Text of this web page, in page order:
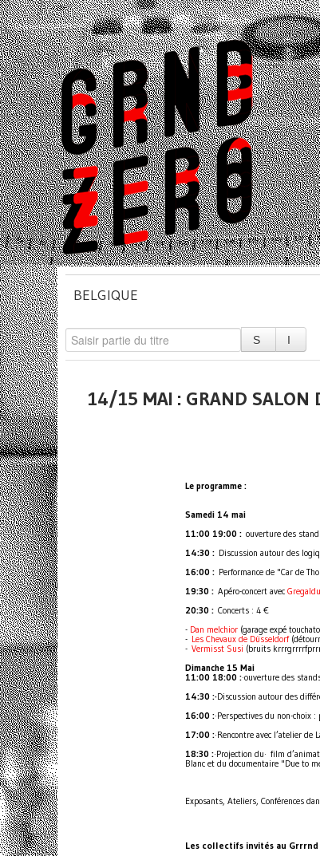
BELGIQUE
14/15 MAI : GRAND SALON
Le programme :
Samedi 14 mai
11:00 19:00 : ouverture des
14:30 : Discussion autour des
16:00 : Performance de "Car de
19:30 : Apéro-concert avec
20:30 : Concerts : 4 €
- Dan melchior (garage expé
- Les Chevaux de Düsseldorf
- Vermisst Susi (bruits
Dimanche 15 Mai
11:00 18:00 :·ouverture des
14:30 :·Discussion autour des
16:00 :·Perspectives du non-choix
17:00 :·Rencontre avec l’atelier de
18:30 :·Projection du· film
Blanc et du documentaire "Due to
Exposants, Ateliers, Conférences
Les collectifs invités au